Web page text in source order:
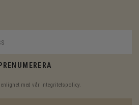
med vår integritetspolicy